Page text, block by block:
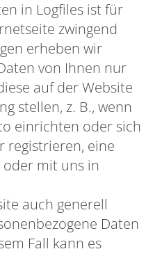
in Logfiles ist für
zwingend
erheben wir
von Ihnen nur
auf der Website
stellen, z. B., wenn
einrichten oder sich
registrieren, eine
oder mit uns in
auch generell
Daten
Fall kann es